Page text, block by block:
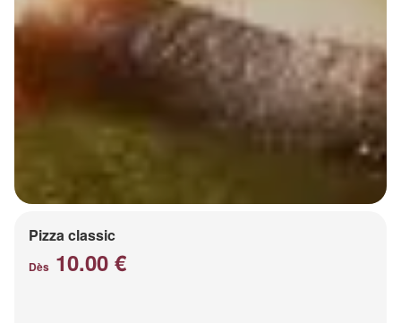
Pizza classic
Dès 10.00 €